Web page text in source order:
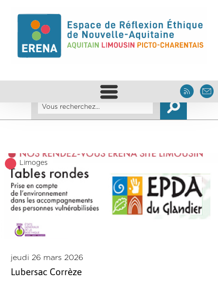
Limoges
jeudi 26 mars 2026
Lubersac Corrèze